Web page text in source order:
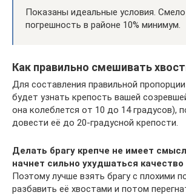
Показаны идеальные условия.
погрешность в районе 10% минимум.
Как правильно смешивать
Для составления правильной
будет узнать крепость вашей
она колеблется от 10 до 14 градусов),
довести её до 20-градусной крепости.
Делать брагу крепче не имеет
начнет сильно ухудшаться качество
Поэтому лучше взять брагу с плохими
разбавить её хвостами и потом